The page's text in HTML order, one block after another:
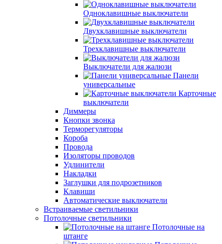
Одноклавишные выключатели
Двухклавишные выключатели
Трехклавишные выключатели
Выключатели для жалюзи
Панели
универсальные
Карточные
выключатели
Диммеры
Кнопки звонка
Терморегуляторы
Короба
Провода
Изоляторы проводов
Удлинители
Накладки
Заглушки для подрозетников
Клавиши
Автоматические выключатели
Встраиваемые светильники
Потолочные светильники
Потолочные на
штанге